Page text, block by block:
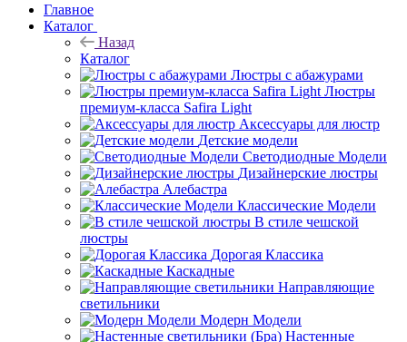
Главное
Каталог
Назад
Каталог
Люстры с абажурами
Люстры
премиум-класса Safira Light
Аксессуары для люстр
Детские модели
Светодиодные Модели
Дизайнерские люстры
Алебастра
Классические Модели
В стиле чешской
люстры
Дорогая Классика
Каскадные
Направляющие
светильники
Модерн Модели
Настенные